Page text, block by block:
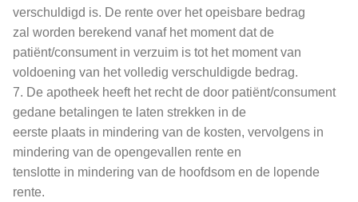
verschuldigd is. De rente over het opeisbare bedrag
zal worden berekend vanaf het moment dat de
patiënt/consument in verzuim is tot het moment van
voldoening van het volledig verschuldigde bedrag.
7. De apotheek heeft het recht de door patiënt/consument
gedane betalingen te laten strekken in de
eerste plaats in mindering van de kosten, vervolgens in
mindering van de opengevallen rente en
tenslotte in mindering van de hoofdsom en de lopende
rente.